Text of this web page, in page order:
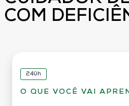
COM
240h
O QUE VOCÊ VAI